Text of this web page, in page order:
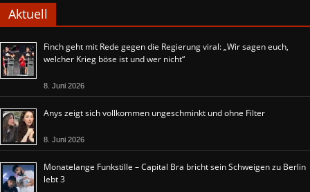
Aktuell
Finch geht mit Rede gegen die Regierung viral: „Wir sagen euch,
welcher Krieg böse ist und wer nicht“
8. Juni 2026
Anys zeigt sich vollkommen ungeschminkt und ohne Filter
8. Juni 2026
Monatelange Funkstille – Capital Bra bricht sein Schweigen zu Berlin
lebt 3